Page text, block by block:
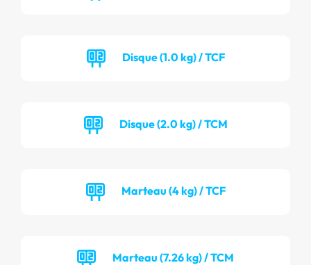
Disque (1.0 kg) / TCF
Disque (2.0 kg) / TCM
Marteau (4 kg) / TCF
Marteau (7.26 kg) / TCM